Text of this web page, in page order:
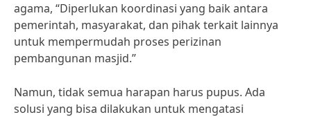
agama, “Diperlukan koordinasi yang baik antara
pemerintah, masyarakat, dan pihak terkait lainnya
untuk mempermudah proses perizinan
pembangunan masjid.”
Namun, tidak semua harapan harus pupus. Ada
solusi yang bisa dilakukan untuk mengatasi